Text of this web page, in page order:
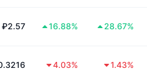
₽2.57 16.88% 28.67%
4.03% 1.43%